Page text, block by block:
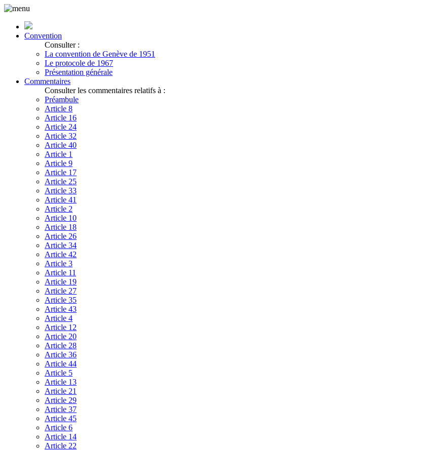
Convention
Consulter :
La convention de Genève de 1951
Le protocole de 1967
Présentation générale
Commentaires
Consulter les commentaires relatifs à :
Préambule
Article 8
Article 16
Article 24
Article 32
Article 40
Article 1
Article 9
Article 17
Article 25
Article 33
Article 41
Article 2
Article 10
Article 18
Article 26
Article 34
Article 42
Article 3
Article 11
Article 19
Article 27
Article 35
Article 43
Article 4
Article 12
Article 20
Article 28
Article 36
Article 44
Article 5
Article 13
Article 21
Article 29
Article 37
Article 45
Article 6
Article 14
Article 22